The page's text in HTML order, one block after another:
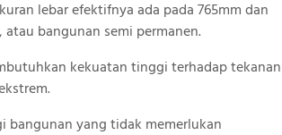
lebar efektifnya ada pada 765mm dan
bangunan semi permanen.
kekuatan tinggi terhadap tekanan
bangunan yang tidak memerlukan